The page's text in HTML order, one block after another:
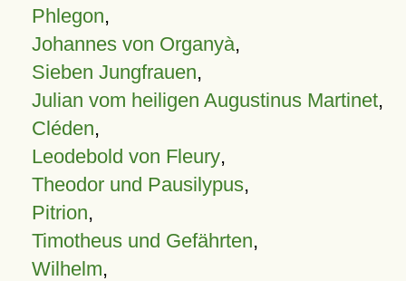
Phlegon,
Johannes von Organyà,
Sieben Jungfrauen,
Julian vom heiligen Augustinus Martinet,
Cléden,
Leodebold von Fleury,
Theodor und Pausilypus,
Pitrion,
Timotheus und Gefährten,
Wilhelm,